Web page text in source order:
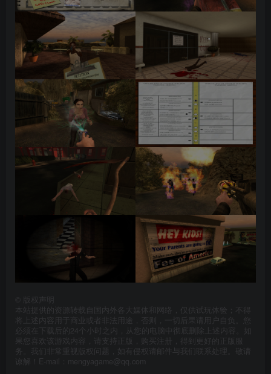
版权声明
本站提供的资源转载自国内外各大媒体和网络，仅供试玩体验；不得
将上述内容用于商业或者非法用途，否则，一切后果请用户自负。您
必须在下载后的24个小时之内，从您的电脑中彻底删除上述内容。如
果您喜欢该游戏内容，请支持正版，购买注册，得到更好的正版服
务。我们非常重视版权问题，如有侵权请邮件与我们联系处理。敬请
谅解！E-mail：mengyagame@qq.com